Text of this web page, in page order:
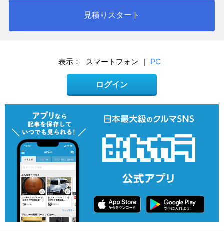
見積りスタート
表示： スマートフォン | PC
ログイン